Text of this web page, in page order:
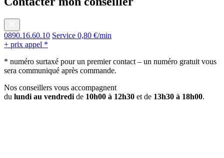
0890.16.60.10 Service 0,80 €/min
+ prix appel *
* numéro surtaxé pour un premier contact – un numéro gratuit vous
sera communiqué après commande.
Nos conseillers vous accompagnent
du lundi au vendredi de 10h00 à 12h30 et de 13h30 à 18h00.